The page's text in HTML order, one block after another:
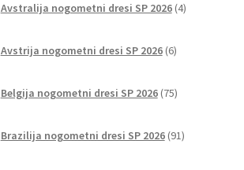
Avstralija nogometni dresi SP 2026 4izdelki
Avstrija nogometni dresi SP 2026 6izdelkov
Belgija nogometni dresi SP 2026 75izdelkov
Brazilija nogometni dresi SP 2026 91izdelkov